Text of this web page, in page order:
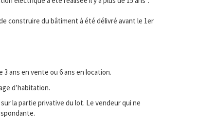
construire du bâtiment à été délivré avant le 1er
ans en vente ou 6 ans en location.
d’habitation.
la partie privative du lot. Le vendeur qui ne